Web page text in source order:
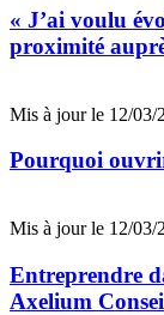
« J’ai voulu
proximité
Mis à jour le 12/03/
Pourquoi
Mis à jour le 12/03/
Entreprendre
Axelium